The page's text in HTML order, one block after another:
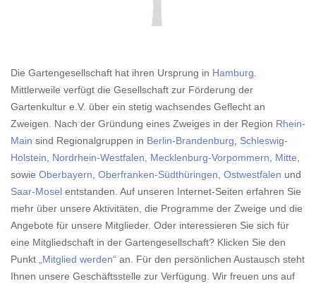
Die Gartengesellschaft hat ihren Ursprung in Hamburg
Mittlerweile verfügt die Gesellschaft zur Förderung der
Gartenkultur e.V. über ein stetig wachsendes Geflecht an
Zweigen. Nach der Gründung eines Zweiges in der Region Rhein-
Main sind Regionalgruppen in Berlin-Brandenburg
Schleswig-
Holstein
Nordrhein-Westfalen, Mecklenburg-Vorpommern Mitte
sowie Oberbayern Oberfranken-Südthüringen Ostwestfalen und
Saar-Mosel entstanden. Auf unseren Internet-Seiten erfahren Sie
mehr über unsere Aktivitäten, die Programme der Zweige und die
Angebote für unsere Mitglieder. Oder interessieren Sie sich für
eine Mitgliedschaft in der Gartengesellschaft? Klicken Sie den
Punkt
„Mitglied werden“ an. Für den persönlichen Austausch steht
Ihnen unsere Geschäftsstelle zur Verfügung. Wir freuen uns auf